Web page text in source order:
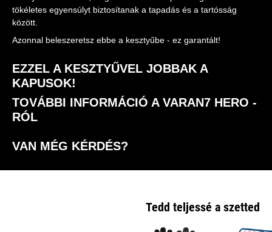
tökéletes egyensúlyt biztosítanak a tapadás és a tartósság
között.
Azonnal beleszeretsz ebbe a kesztyűbe - ez garantált!
EZZEL A KESZTYŰVEL JOBBAK A
KAPUSOK!
TOVÁBBI INFORMÁCIÓ A VARAN7 HERO -
RÓL
VAN MÉG KÉRDÉS?
Tedd teljessé a szetted